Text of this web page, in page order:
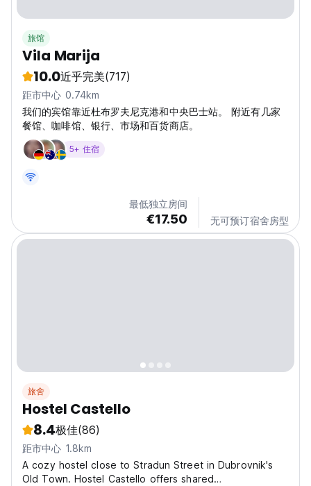
旅馆
Vila Marija
10.0近乎完美(717)
距市中心 0.74km
我们的宾馆靠近杜布罗夫尼克港和中央巴士站。 附近有几家
餐馆、咖啡馆、银行、市场和百货商店。
5+ 住宿
最低独立房间
€17.50 无可预订宿舍房型
旅舍
Hostel Castello
8.4极佳(86)
距市中心 1.8km
A cozy hostel close to Stradun Street in Dubrovnik's
Old Town. Hostel Castello offers shared